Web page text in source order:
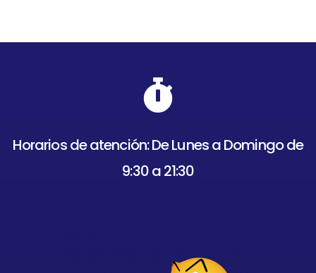
Horarios de atención: De Lunes a Domingo de
9:30 a 21:30